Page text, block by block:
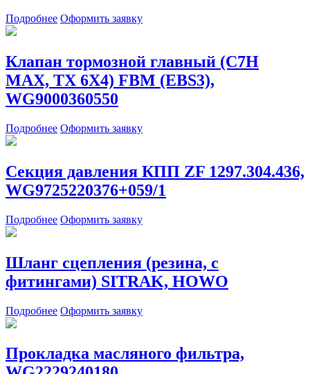
Подробнее Оформить заявку
Клапан тормозной главный (C7H
MAX, TX 6X4) FBM (EBS3),
WG9000360550
Подробнее Оформить заявку
Секция давления КПП ZF 1297.304.436,
WG9725220376+059/1
Подробнее Оформить заявку
Шланг сцепления (резина, с
фитингами) SITRAK, HOWO
Подробнее Оформить заявку
Прокладка масляного фильтра,